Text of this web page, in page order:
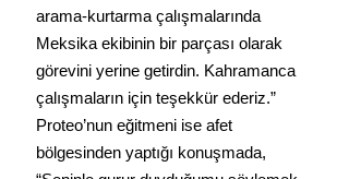
arama-kurtarma çalışmalarında
Meksika ekibinin bir parçası olarak
görevini yerine getirdin. Kahramanca
çalışmaların için teşekkür ederiz.”
Proteo’nun eğitmeni ise afet
bölgesinden yaptığı konuşmada,